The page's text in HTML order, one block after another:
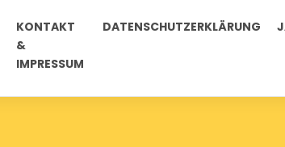
KONTAKT
&
IMPRESSUM
DATENSCHUTZERKLÄRUNG